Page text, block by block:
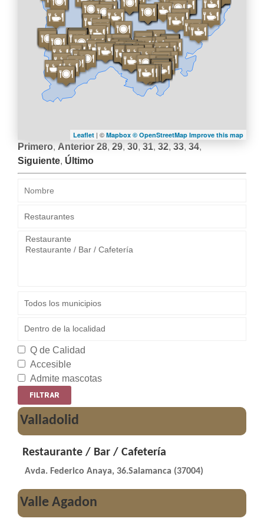
NAVEGACIÓN
Leaflet | © Mapbox © OpenStreetMap Improve this map
Primero, Anterior 28, 29, 30, 31, 32, 33, 34,
Siguiente, Último
Q de Calidad
Accesible
Admite mascotas
Valladolid
Restaurante / Bar / Cafetería
Avda. Federico Anaya, 36.Salamanca (37004)
Valle Agadon